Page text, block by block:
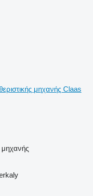
μηχανής Claas
μηχανής